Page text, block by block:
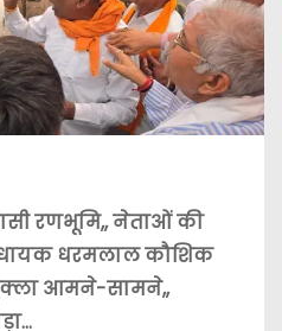
रणभूमि,, नेताओं की
धरमलाल कौशिक
आमने-सामने,,